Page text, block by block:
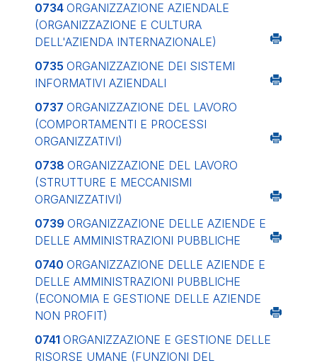
0734 ORGANIZZAZIONE AZIENDALE
(ORGANIZZAZIONE E CULTURA
DELL'AZIENDA INTERNAZIONALE)
0735 ORGANIZZAZIONE DEI SISTEMI
INFORMATIVI AZIENDALI
0737 ORGANIZZAZIONE DEL LAVORO
(COMPORTAMENTI E PROCESSI
ORGANIZZATIVI)
0738 ORGANIZZAZIONE DEL LAVORO
(STRUTTURE E MECCANISMI
ORGANIZZATIVI)
0739 ORGANIZZAZIONE DELLE AZIENDE E
DELLE AMMINISTRAZIONI PUBBLICHE
0740 ORGANIZZAZIONE DELLE AZIENDE E
DELLE AMMINISTRAZIONI PUBBLICHE
(ECONOMIA E GESTIONE DELLE AZIENDE
NON PROFIT)
0741 ORGANIZZAZIONE E GESTIONE DELLE
RISORSE UMANE (FUNZIONI DEL